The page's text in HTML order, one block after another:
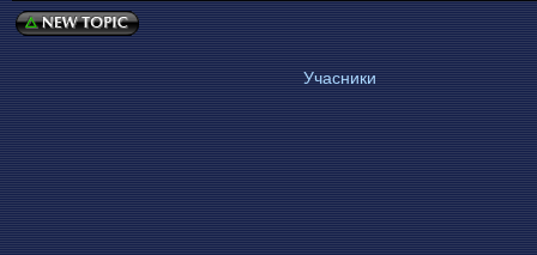
Учасники